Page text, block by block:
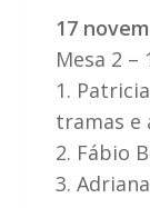
17
Mesa 2
1.
tramas e
2. Fábio
3.